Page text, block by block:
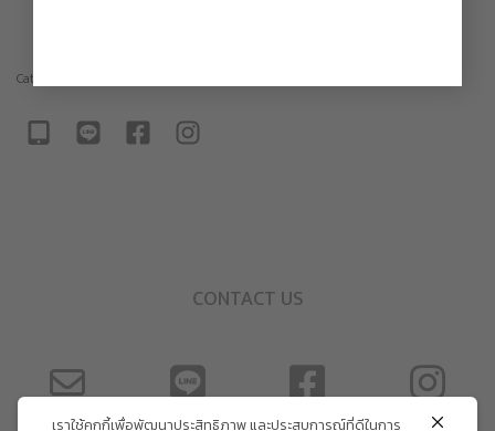
Category:
CONTACT US
เราใช้คุกกี้เพื่อพัฒนาประสิทธิภาพ และประสบการณ์ที่ดีในการ